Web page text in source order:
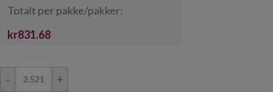
Totalt per pakke/pakker:
kr831.68
- +